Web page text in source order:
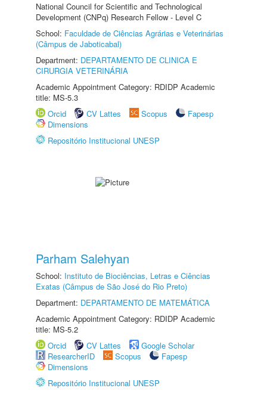
National Council for Scientific and Technological
Development (CNPq) Research Fellow - Level C
School: Faculdade de Ciências Agrárias e Veterinárias
(Câmpus de Jaboticabal)
Department: DEPARTAMENTO DE CLINICA E
CIRURGIA VETERINÁRIA
Academic Appointment Category: RDIDP Academic
title: MS-5.3
Orcid
CV Lattes Scopus
Fapesp
Dimensions
Repositório Institucional UNESP
Parham Salehyan
School: Instituto de Biociências, Letras e Ciências
Exatas (Câmpus de São José do Rio Preto)
Department: DEPARTAMENTO DE MATEMÁTICA
Academic Appointment Category: RDIDP Academic
title: MS-5.2
Orcid
CV Lattes
Google Scholar
ResearcherID
Scopus
Fapesp
Dimensions
Repositório Institucional UNESP